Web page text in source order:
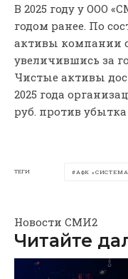
В 2025 году у ООО
годом ранее. По
активы компании
увеличившись за
Чистые активы
2025 года
руб. против убытка
ТЕГИ АФК
Новости СМИ2
Читайте